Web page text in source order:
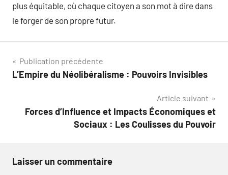
plus équitable, où chaque citoyen a son mot à dire dans
le forger de son propre futur.
Navigation
de
Publication précédente
L’Empire du Néolibéralisme : Pouvoirs Invisibles
Article suivant
Forces d’Influence et Impacts Économiques et
Sociaux : Les Coulisses du Pouvoir
Laisser un commentaire